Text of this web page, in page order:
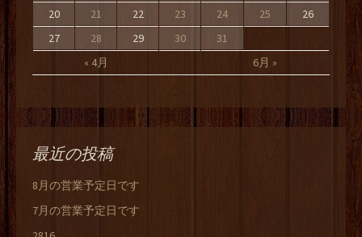
« 4月 6月 »
20
21 22 23 24 25
26
27
28 29 30 31
最近の投稿
8月の営業予定日です
7月の営業予定日です